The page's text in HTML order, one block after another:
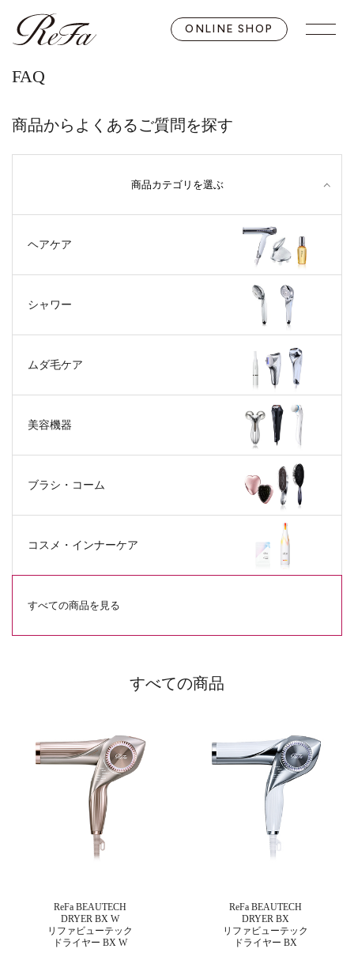
ONLINE SHOP
FAQ
商品からよくあるご質問を探す
商品カテゴリを選ぶ
ヘアケア
シャワー
ムダ毛ケア
美容機器
ブラシ・コーム
コスメ・ インナーケア
すべての商品を見る
すべての商品
ReFa BEAUTECH
DRYER BX W
リファビューテック
ドライヤー BX W
ReFa BEAUTECH
DRYER BX
リファビューテック
ドライヤー BX